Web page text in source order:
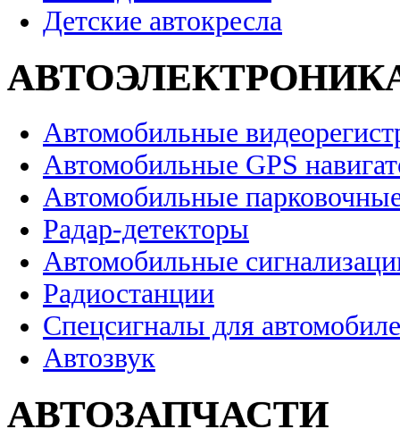
Детские автокресла
Автомобильные
Автомобильные GPS
Автомобильные
Радар-детекторы
Автомобильные
Радиостанции
Спецсигналы для
Автозвук
АВТОЗАПЧАСТИ